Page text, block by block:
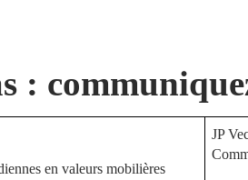
:
en valeurs mobilières